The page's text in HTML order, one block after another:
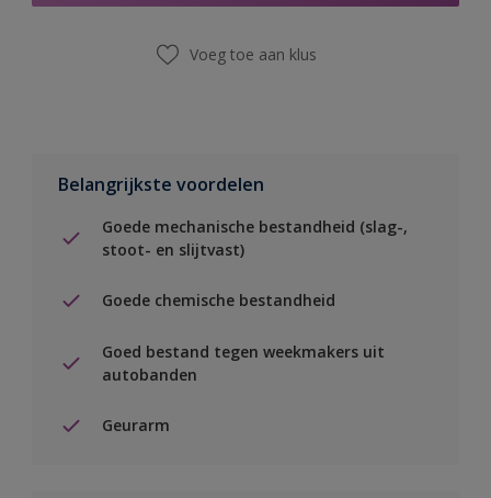
Voeg toe aan klus
Belangrijkste voordelen
Goede mechanische bestandheid (slag-,
stoot- en slijtvast)
Goede chemische bestandheid
Goed bestand tegen weekmakers uit
autobanden
Geurarm